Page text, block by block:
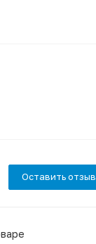
Оставить отзыв